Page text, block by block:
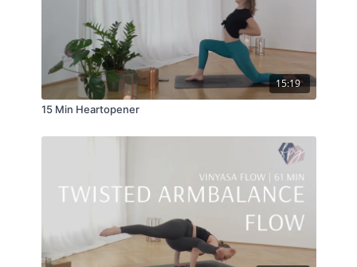
15:19
15 Min Heartopener